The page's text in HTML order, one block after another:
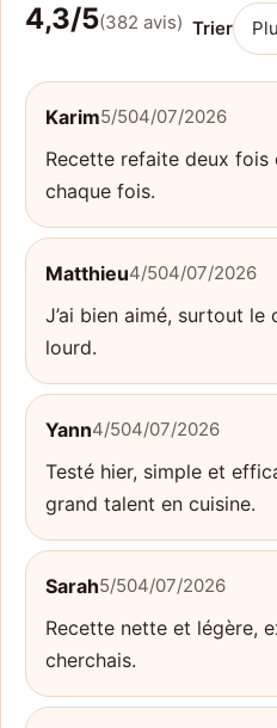
4,3/5(382 avis) Trier
Karim5/504/07/2026
Recette refaite deux fois
chaque fois.
Matthieu4/504/07/2026
J’ai bien aimé, surtout
lourd.
Yann4/504/07/2026
Testé hier, simple et
grand talent en cuisine.
Sarah5/504/07/2026
Recette nette et légère,
cherchais.